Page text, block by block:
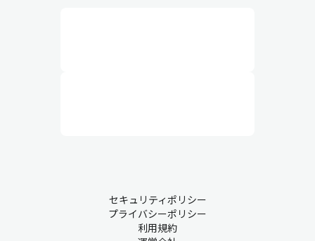
セキュリティポリシー
プライバシーポリシー
利用規約